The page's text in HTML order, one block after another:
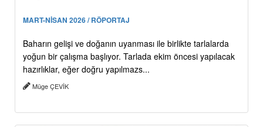
MART-NİSAN 2026 / RÖPORTAJ
Baharın gelişi ve doğanın uyanması ile birlikte tarlalarda
yoğun bir çalışma başlıyor. Tarlada ekim öncesi yapılacak
hazırlıklar, eğer doğru yapılmazs...
Müge ÇEVİK